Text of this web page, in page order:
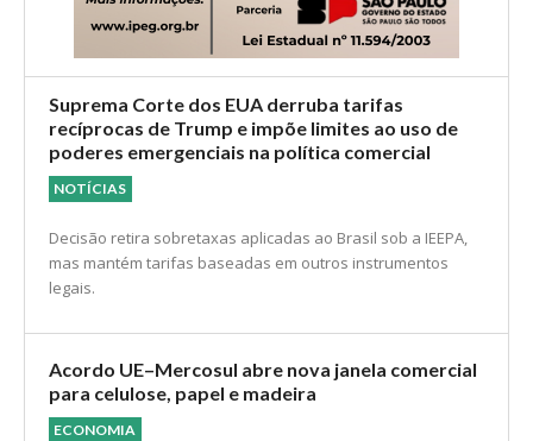
Suprema Corte dos EUA derruba tarifas
recíprocas de Trump e impõe limites ao uso de
poderes emergenciais na política comercial
NOTÍCIAS
Decisão retira sobretaxas aplicadas ao Brasil sob a IEEPA,
mas mantém tarifas baseadas em outros instrumentos
legais.
Acordo UE–Mercosul abre nova janela comercial
para celulose, papel e madeira
ECONOMIA